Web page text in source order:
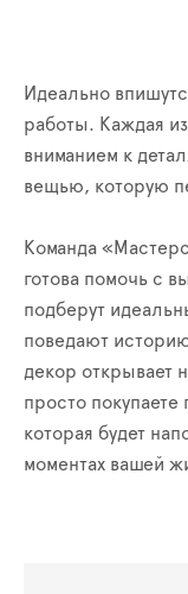
Идеально
работы. Каждая
вниманием к
вещью, которую
Команда
готова помочь с
подберут
поведают
декор открывает
просто
которая будет
моментах вашей